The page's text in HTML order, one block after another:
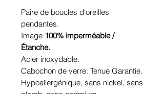
Paire de boucles d'oreilles
pendantes.
Image 100% imperméable /
Étanche.
Acier inoxydable.
Cabochon de verre. Tenue Garantie.
Hypoallergénique, sans nickel, sans